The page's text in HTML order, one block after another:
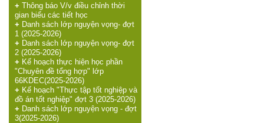
+ Thông báo V/v điều chỉnh thời
gian biểu các tiết học
+ Danh sách lớp nguyện vọng- đợt
1 (2025-2026)
+ Danh sách lớp nguyện vọng- đợt
2 (2025-2026)
+ Kế hoạch thực hiện học phần
"Chuyên đề tổng hợp" lớp
66KDEC(2025-2026)
+ Kế hoạch "Thực tập tốt nghiệp và
đồ án tốt nghiệp" đợt 3 (2025-2026)
+ Danh sách lớp nguyện vọng - đợt
3(2025-2026)